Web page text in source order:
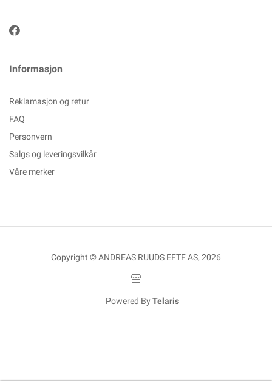
Informasjon
Reklamasjon og retur
FAQ
Personvern
Salgs og leveringsvilkår
Våre merker
Copyright © ANDREAS RUUDS EFTF AS, 2026
Powered By Telaris